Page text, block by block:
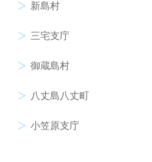
新島村
三宅支庁
御蔵島村
八丈島八丈町
小笠原支庁